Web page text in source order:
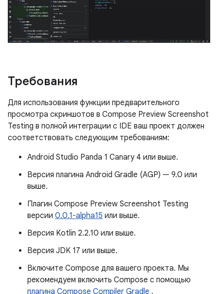
Требования
Для использования функции предварительного
просмотра скриншотов в Compose Preview Screenshot
Testing в полной интеграции с IDE ваш проект должен
соответствовать следующим требованиям:
Android Studio Panda 1 Canary 4 или выше.
Версия плагина Android Gradle (AGP) — 9.0 или
выше.
Плагин Compose Preview Screenshot Testing
версии 0.0.1-alpha15 или выше.
Версия Kotlin 2.2.10 или выше.
Версия JDK 17 или выше.
Включите Compose для вашего проекта. Мы
рекомендуем включить Compose с помощью
плагина Compose Compiler Gradle .